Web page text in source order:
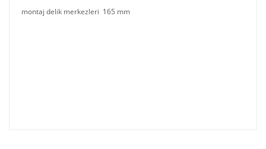
montaj delik merkezleri 165 mm